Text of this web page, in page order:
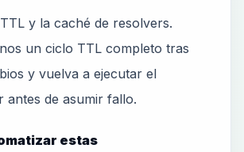
y la caché de resolvers.
un ciclo TTL completo tras
y vuelva a ejecutar el
antes de asumir fallo.
estas